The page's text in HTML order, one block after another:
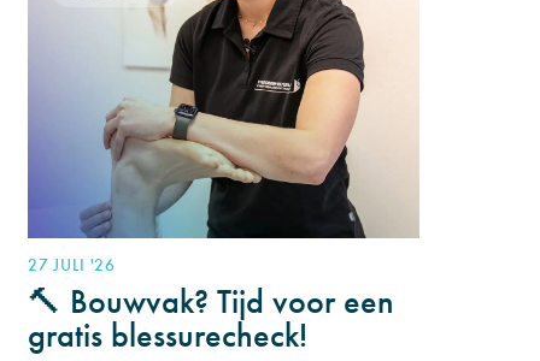
27 JULI '26
🔨 Bouwvak? Tijd voor een
gratis blessurecheck!